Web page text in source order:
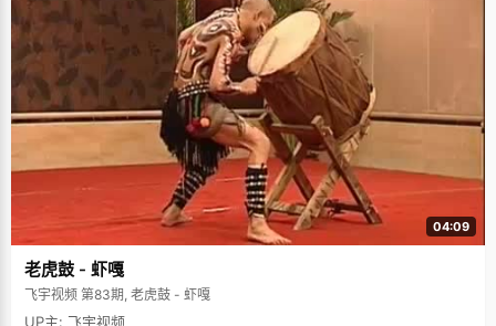
04:09
老虎鼓 - 虾嘎
飞宇视频 第83期, 老虎鼓 - 虾嘎
UP主: 飞宇视频